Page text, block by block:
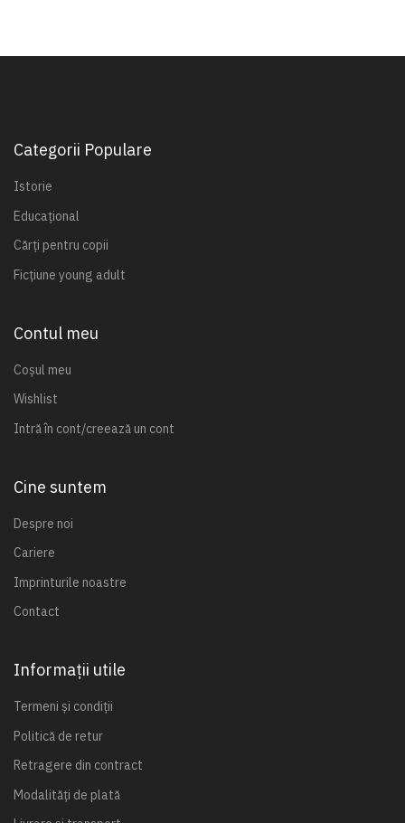
Categorii Populare
Istorie
Educațional
Cărți pentru copii
Ficțiune young adult
Contul meu
Coșul meu
Wishlist
Intră în cont/creează un cont
Cine suntem
Despre noi
Cariere
Imprinturile noastre
Contact
Informații utile
Termeni și condiții
Politică de retur
Retragere din contract
Modalități de plată